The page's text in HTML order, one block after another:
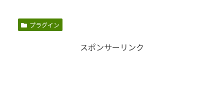
プラグイン
スポンサーリンク